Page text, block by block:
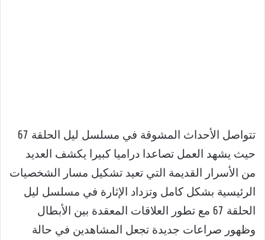
تتواصل الأحداث المشوقة في مسلسل ليل الحلقة 67
حيث يشهد العمل تصاعدا دراميا كبيرا يكشف العديد
من الأسرار القديمة التي تعيد تشكيل مسار الشخصيات
الرئيسية بشكل كامل وتزداد الإثارة في مسلسل ليل
الحلقة 67 مع تطور العلاقات المعقدة بين الأبطال
وظهور صراعات جديدة تجعل المشاهدين في حالة